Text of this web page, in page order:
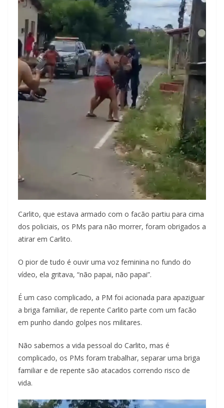
Carlito, que estava armado com o facão partiu para cima
dos policiais, os PMs para não morrer, foram obrigados a
atirar em Carlito.
O pior de tudo é ouvir uma voz feminina no fundo do
vídeo, ela gritava, “não papai, não papai”.
É um caso complicado, a PM foi acionada para apaziguar
a briga familiar, de repente Carlito parte com um facão
em punho dando golpes nos militares.
Não sabemos a vida pessoal do Carlito, mas é
complicado, os PMs foram trabalhar, separar uma briga
familiar e de repente são atacados correndo risco de
vida.